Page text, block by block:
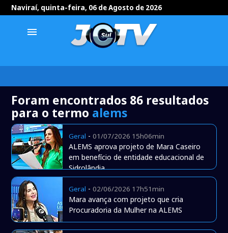
Naviraí, quinta-feira, 06 de Agosto de 2026
menu
Foram encontrados 86 resultados
para o termo alems
Geral -01/07/2026 15h06min
ALEMS aprova projeto de Mara Caseiro
em benefício de entidade educacional de
Sidrolândia
Geral -02/06/2026 17h51min
Mara avança com projeto que cria
Procuradoria da Mulher na ALEMS